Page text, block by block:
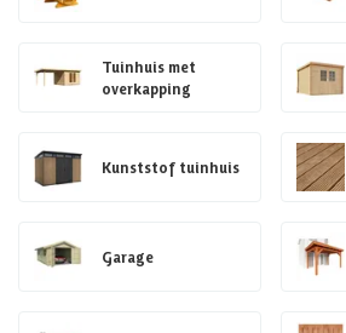
Tuinhuis met
overkapping
Kunststof tuinhuis
Garage